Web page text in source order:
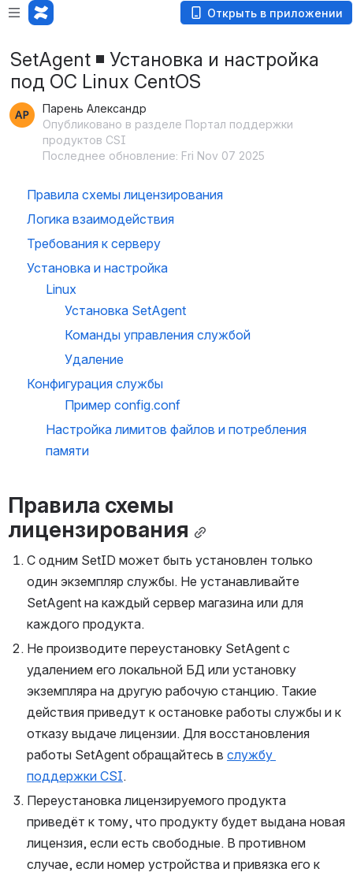
Открыть в приложении
SetAgent ◾️ Установка и настройка
под ОС Linux CentOS
Парень Александр
Опубликовано в разделе Портал поддержки
продуктов CSI
Последнее обновление: Fri Nov 07 2025
Правила схемы лицензирования
Логика взаимодействия
Требования к серверу
Установка и настройка
Linux
Установка SetAgent
Команды управления службой
Удаление
Конфигурация службы
Пример config.conf
Настройка лимитов файлов и потребления
памяти
Правила схемы
лицензирования
С одним SetID может быть установлен только
один экземпляр службы. Не устанавливайте
SetAgent на каждый сервер магазина или для
каждого продукта.
Не производите переустановку SetAgent с
удалением его локальной БД или установку
экземпляра на другую рабочую станцию. Такие
действия приведут к остановке работы службы и к
отказу выдаче лицензии. Для восстановления
работы SetAgent обращайтесь в службу
поддержки CSI.
Переустановка лицензируемого продукта
приведёт к тому, что продукту будет выдана новая
лицензия, если есть свободные. В противном
случае, если номер устройства и привязка его к